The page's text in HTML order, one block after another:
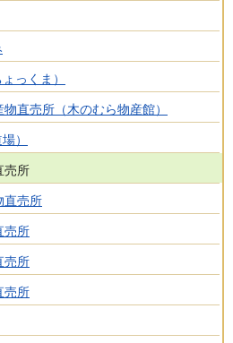
っくま）
直売所（木のむら物産館）
）
売所
直売所
売所
売所
売所